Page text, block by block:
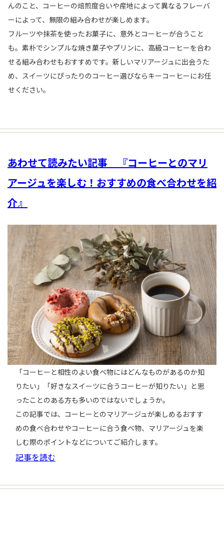
んのこと、コーヒーの焙煎度合いや産地によって異なるフレーバ
ーによって、無限の組み合わせが楽しめます。
フルーツや抹茶を使ったお菓子に、意外とコーヒーが合うこと
も。素朴でシンプルな焼き菓子やプリンに、高級コーヒーを合わ
せる組み合わせもおすすめです。新しいマリアージュに出会うた
め、スイーツにぴったりのコーヒー選びならキーコーヒーにお任
せください。
あわせて読みたい記事 『コーヒーとのマリ
アージュを楽しむ！おすすめの食べ合わせを紹
介』
「コーヒーと相性のよい食べ物にはどんなものがあるのか知
りたい」「好きなスイーツに合うコーヒーが知りたい」と思
ったことのある方も多いのではないでしょうか。
この記事では、コーヒーとのマリアージュが楽しめるおすす
めの食べ合わせやコーヒーに合う食べ物、マリアージュを楽
しむ際のポイントなどについてご紹介します。
記事を読む